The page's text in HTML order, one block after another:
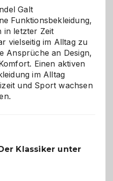
Galt
Funktionsbekleidung,
in letzter Zeit
vielseitig im Alltag zu
Ansprüche an Design,
Einen aktiven
im Alltag
und Sport wachsen
Klassiker unter